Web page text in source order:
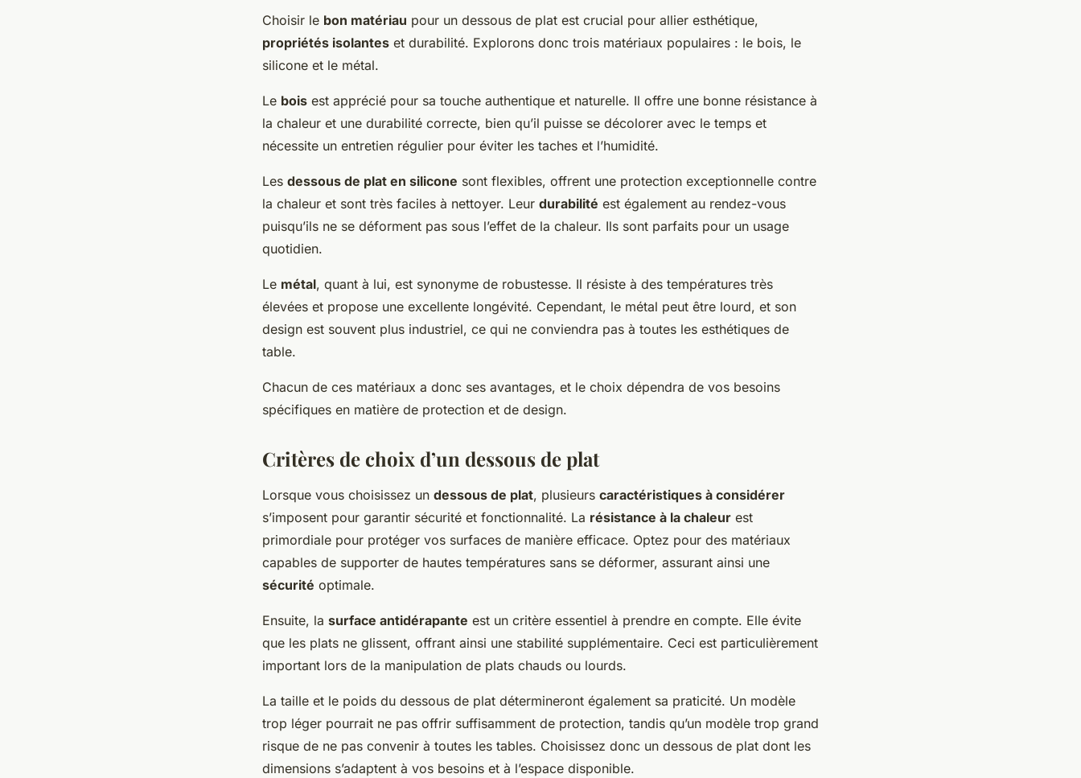
Choisir le bon matériau pour un dessous de plat est crucial pour allier esthétique,
propriétés isolantes et durabilité. Explorons donc trois matériaux populaires : le bois, le
silicone et le métal.
Le bois est apprécié pour sa touche authentique et naturelle. Il offre une bonne résistance à
la chaleur et une durabilité correcte, bien qu’il puisse se décolorer avec le temps et
nécessite un entretien régulier pour éviter les taches et l’humidité.
Les dessous de plat en silicone sont flexibles, offrent une protection exceptionnelle contre
la chaleur et sont très faciles à nettoyer. Leur durabilité est également au rendez-vous
puisqu’ils ne se déforment pas sous l’effet de la chaleur. Ils sont parfaits pour un usage
quotidien.
Le métal, quant à lui, est synonyme de robustesse. Il résiste à des températures très
élevées et propose une excellente longévité. Cependant, le métal peut être lourd, et son
design est souvent plus industriel, ce qui ne conviendra pas à toutes les esthétiques de
table.
Chacun de ces matériaux a donc ses avantages, et le choix dépendra de vos besoins
spécifiques en matière de protection et de design.
Critères de choix d’un dessous de plat
Lorsque vous choisissez un dessous de plat, plusieurs caractéristiques à considérer
s’imposent pour garantir sécurité et fonctionnalité. La résistance à la chaleur est
primordiale pour protéger vos surfaces de manière efficace. Optez pour des matériaux
capables de supporter de hautes températures sans se déformer, assurant ainsi une
sécurité optimale.
Ensuite, la surface antidérapante est un critère essentiel à prendre en compte. Elle évite
que les plats ne glissent, offrant ainsi une stabilité supplémentaire. Ceci est particulièrement
important lors de la manipulation de plats chauds ou lourds.
La taille et le poids du dessous de plat détermineront également sa praticité. Un modèle
trop léger pourrait ne pas offrir suffisamment de protection, tandis qu’un modèle trop grand
risque de ne pas convenir à toutes les tables. Choisissez donc un dessous de plat dont les
dimensions s’adaptent à vos besoins et à l’espace disponible.